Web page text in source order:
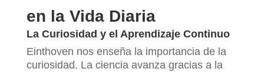
en la Vida Diaria
La Curiosidad y el Aprendizaje Continuo
Einthoven nos enseña la importancia de la
curiosidad. La ciencia avanza gracias a la